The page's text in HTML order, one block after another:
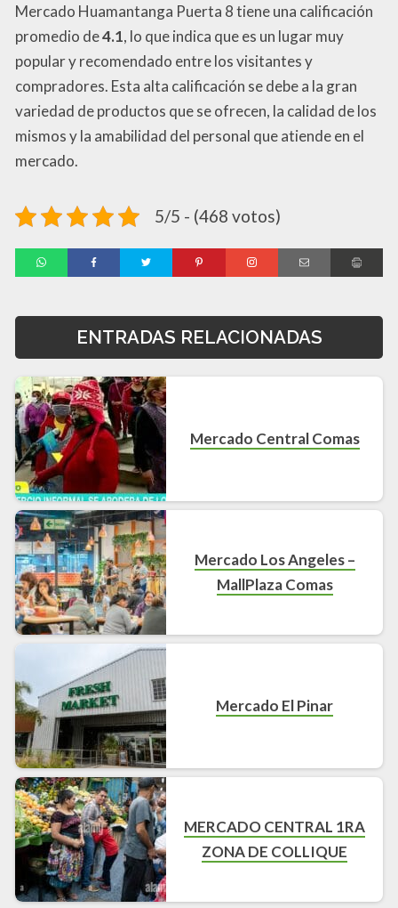
Mercado Huamantanga Puerta 8 tiene una calificación
promedio de4.1, lo que indica que es un lugar muy
popular y recomendado entre los visitantes y
compradores. Esta alta calificación se debe a la gran
variedad de productos que se ofrecen, la calidad de los
mismos y la amabilidad del personal que atiende en el
mercado.
5/5 - (468 votos)
ENTRADAS RELACIONADAS
Mercado Central Comas
Mercado Los Angeles –
MallPlaza Comas
Mercado El Pinar
MERCADO CENTRAL 1RA
ZONA DE COLLIQUE